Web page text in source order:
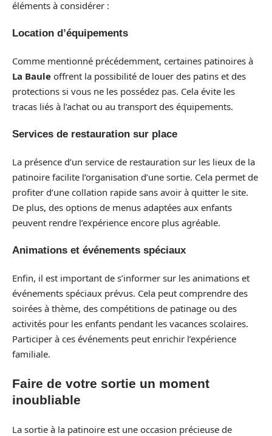
éléments à considérer :
Location d’équipements
Comme mentionné précédemment, certaines patinoires à
La Baule offrent la possibilité de louer des patins et des
protections si vous ne les possédez pas. Cela évite les
tracas liés à l’achat ou au transport des équipements.
Services de restauration sur place
La présence d’un service de restauration sur les lieux de la
patinoire facilite l’organisation d’une sortie. Cela permet de
profiter d’une collation rapide sans avoir à quitter le site.
De plus, des options de menus adaptées aux enfants
peuvent rendre l’expérience encore plus agréable.
Animations et événements spéciaux
Enfin, il est important de s’informer sur les animations et
événements spéciaux prévus. Cela peut comprendre des
soirées à thème, des compétitions de patinage ou des
activités pour les enfants pendant les vacances scolaires.
Participer à ces événements peut enrichir l’expérience
familiale.
Faire de votre sortie un moment
inoubliable
La sortie à la patinoire est une occasion précieuse de